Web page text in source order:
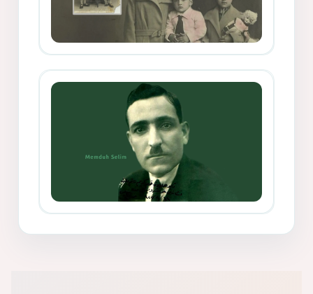
(Hoybun)’un Kuruluş Çalışmaları- 8